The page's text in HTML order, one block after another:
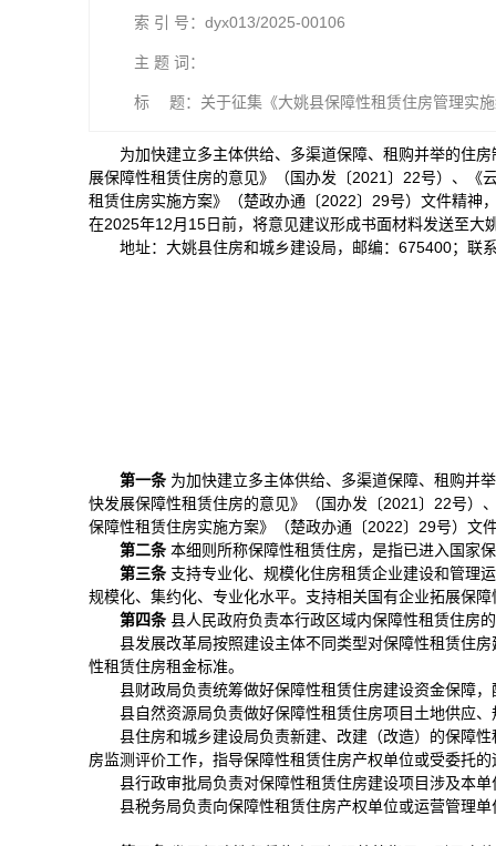
索 引 号：dyx013/2025-00106
主 题 词：
标 题：关于征集《大姚县保障性租赁住房管理实
为加快建立多主体供给、多渠道保障、租购并举的住
展保障性租赁住房的意见》（国办发〔2021〕22号）、《
租赁住房实施方案》（楚政办通〔2022〕29号）文件精神
在2025年12月15日前，将意见建议形成书面材料发送至大
地址：大姚县住房和城乡建设局，邮编：675400；
第一条 为加快建立多主体供给、多渠道保障、租购并
快发展保障性租赁住房的意见》（国办发〔2021〕22号）
保障性租赁住房实施方案》（楚政办通〔2022〕29号）文
第二条 本细则所称保障性租赁住房，是指已进入国家
第三条 支持专业化、规模化住房租赁企业建设和管理
规模化、集约化、专业化水平。支持相关国有企业拓展保
第四条 县人民政府负责本行政区域内保障性租赁住房
县发展改革局按照建设主体不同类型对保障性租赁住
性租赁住房租金标准。
县财政局负责统筹做好保障性租赁住房建设资金保障
县自然资源局负责做好保障性租赁住房项目土地供应
县住房和城乡建设局负责新建、改建（改造）的保障
房监测评价工作，指导保障性租赁住房产权单位或受委托
县行政审批局负责对保障性租赁住房建设项目涉及本
县税务局负责向保障性租赁住房产权单位或运营管理